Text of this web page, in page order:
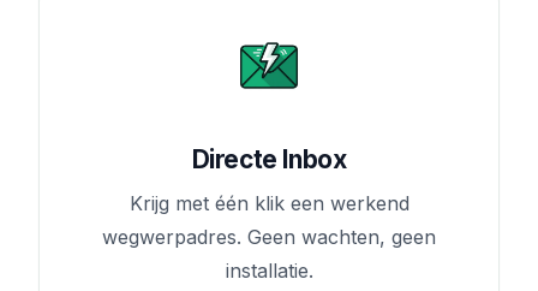
Directe Inbox
Krijg met één klik een werkend
wegwerpadres. Geen wachten, geen
installatie.